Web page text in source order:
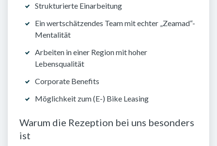
Strukturierte Einarbeitung
Ein wertschätzendes Team mit echter „Zeamad“-
Mentalität
Arbeiten in einer Region mit hoher
Lebensqualität
Corporate Benefits
Möglichkeit zum (E-) Bike Leasing
Warum die Rezeption bei uns besonders
ist